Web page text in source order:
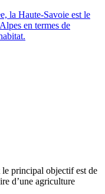
la Haute-Savoie est le
en termes de
principal objectif est de
d’une agriculture